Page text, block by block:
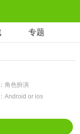
专题
角色扮演
Android or ios